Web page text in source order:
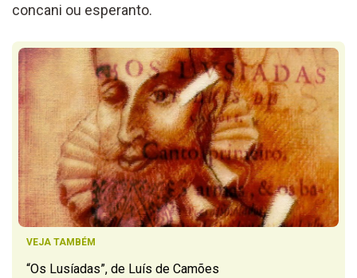
concani ou esperanto.
VEJA TAMBÉM
“Os Lusíadas”, de Luís de Camões